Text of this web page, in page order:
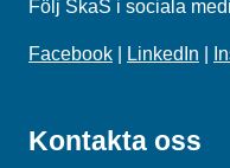
Följ SkaS i sociala
Facebook LinkedIn
Kontakta oss